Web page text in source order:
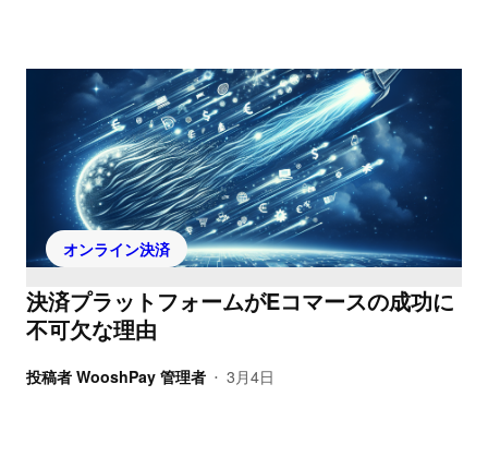
オンライン決済
決済プラットフォームがEコマースの成功に
不可欠な理由
投稿者 WooshPay 管理者 • 3月4日